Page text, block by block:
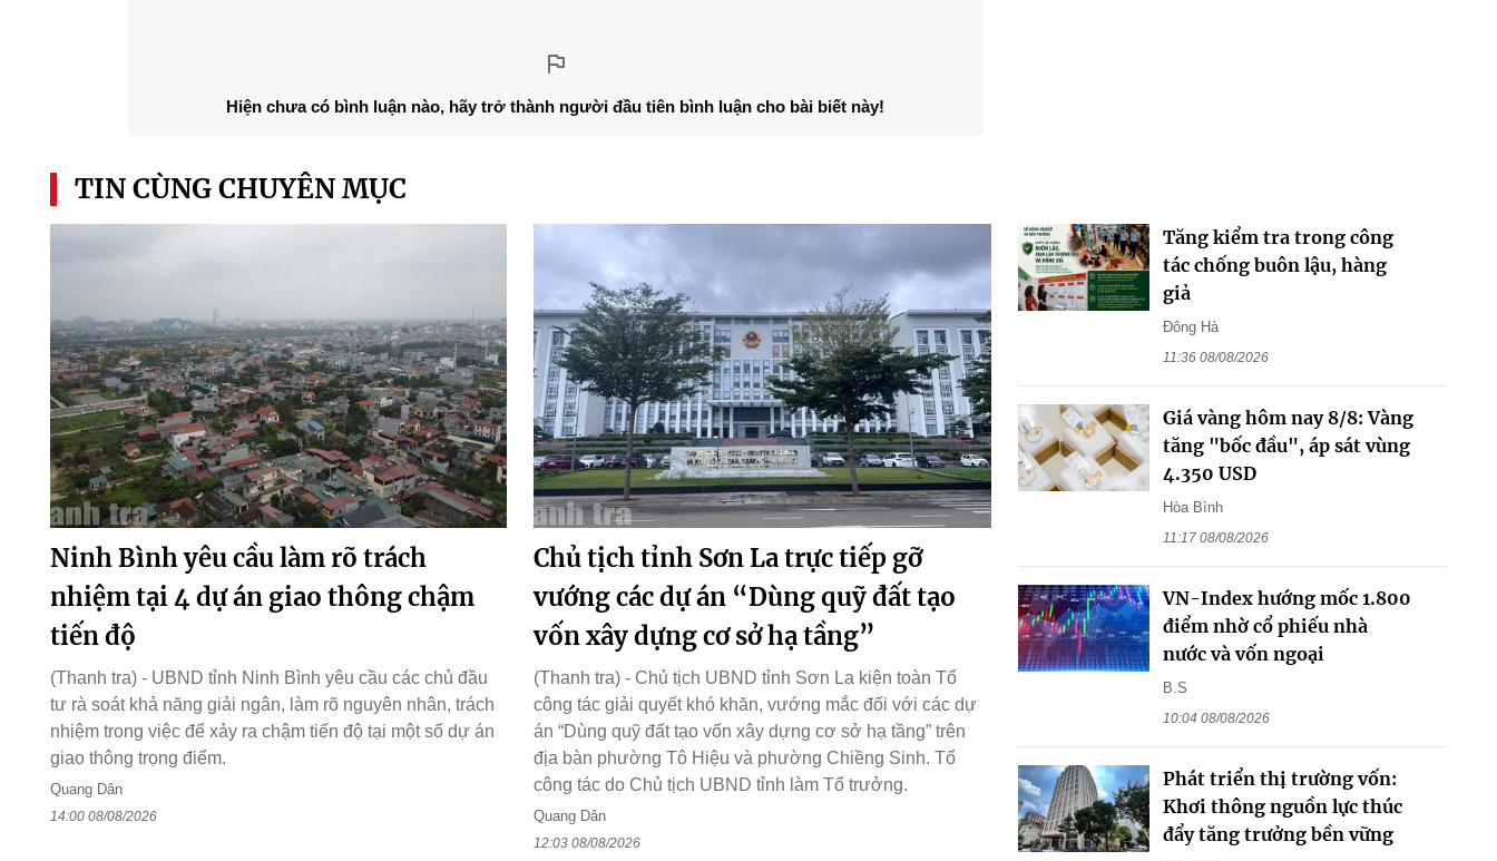
Hiện chưa có bình luận nào, hãy trở thành người đầu tiên bình luận cho bài biết này!
TIN CÙNG CHUYÊN MỤC
Ninh Bình yêu cầu làm rõ trách
nhiệm tại 4 dự án giao thông chậm
tiến độ
(Thanh tra) - UBND tỉnh Ninh Bình yêu cầu các chủ đầu
tư rà soát khả năng giải ngân, làm rõ nguyên nhân, trách
nhiệm trong việc để xảy ra chậm tiến độ tại một số dự án
giao thông trọng điểm.
Quang Dân
14:00 08/08/2026
Chủ tịch tỉnh Sơn La trực tiếp gỡ
vướng các dự án “Dùng quỹ đất tạo
vốn xây dựng cơ sở hạ tầng”
(Thanh tra) - Chủ tịch UBND tỉnh Sơn La kiện toàn Tổ
công tác giải quyết khó khăn, vướng mắc đối với các dự
án “Dùng quỹ đất tạo vốn xây dựng cơ sở hạ tầng” trên
địa bàn phường Tô Hiệu và phường Chiềng Sinh. Tổ
công tác do Chủ tịch UBND tỉnh làm Tổ trưởng.
Quang Dân
12:03 08/08/2026
Tăng kiểm tra trong công
tác chống buôn lậu, hàng
giả
Đông Hà
11:36 08/08/2026
Giá vàng hôm nay 8/8: Vàng
tăng "bốc đầu", áp sát vùng
4.350 USD
Hòa Bình
11:17 08/08/2026
VN-Index hướng mốc 1.800
điểm nhờ cổ phiếu nhà
nước và vốn ngoại
B.S
10:04 08/08/2026
Phát triển thị trường vốn:
Khơi thông nguồn lực thúc
đẩy tăng trưởng bền vững